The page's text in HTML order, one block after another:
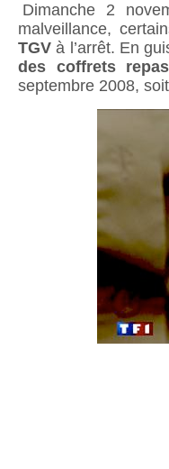
Dimanche 2
malveillance,
TGV à l’arrêt. En
des coffrets
septembre 2008,